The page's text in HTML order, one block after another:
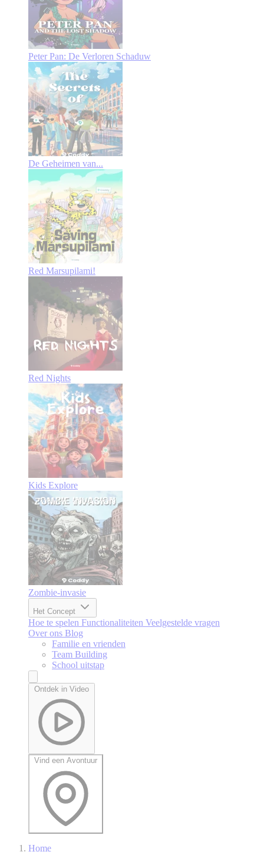
Peter Pan: De Verloren Schaduw
De Geheimen van...
Red Marsupilami!
Red Nights
Kids Explore
Zombie-invasie
Het Concept
Hoe te spelen Functionaliteiten Veelgestelde vragen
Over ons Blog
Familie en vrienden
Team Building
School uitstap
Ontdek in Video
Vind een Avontuur
Home